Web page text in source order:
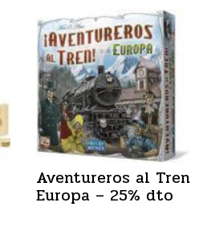
Aventureros al Tren
Europa – 25% dto